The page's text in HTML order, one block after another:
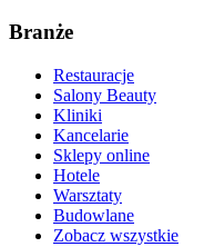
Branże
Restauracje
Salony Beauty
Kliniki
Kancelarie
Sklepy online
Hotele
Warsztaty
Budowlane
Zobacz wszystkie